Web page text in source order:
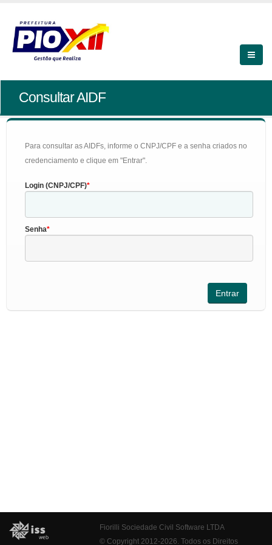
Consultar AIDF
Para consultar as AIDFs, informe o CNPJ/CPF e a senha criados no
credenciamento e clique em "Entrar".
Login (CNPJ/CPF)
Senha
Fiorilli Sociedade Civil Software LTDA
© Copyright 2012-2026. Todos os Direitos